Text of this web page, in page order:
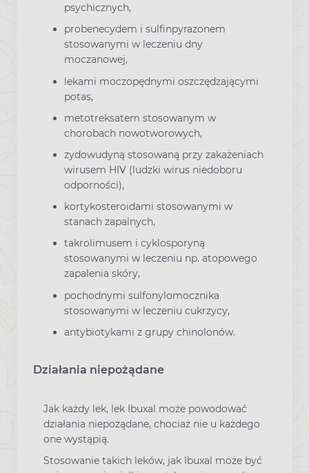
psychicznych,
probenecydem i sulfinpyrazonem
stosowanymi w leczeniu dny
moczanowej,
lekami moczopędnymi oszczędzającymi
potas,
metotreksatem stosowanym w
chorobach nowotworowych,
zydowudyną stosowaną przy zakażeniach
wirusem HIV (ludzki wirus niedoboru
odporności),
kortykosteroidami stosowanymi w
stanach zapalnych,
takrolimusem i cyklosporyną
stosowanymi w leczeniu np. atopowego
zapalenia skóry,
pochodnymi sulfonylomocznika
stosowanymi w leczeniu cukrzycy,
antybiotykami z grupy chinolonów.
Działania niepożądane
Jak każdy lek, lek Ibuxal może powodować
działania niepożądane, chociaż nie u każdego
one wystąpią.
Stosowanie takich leków, jak Ibuxal może być